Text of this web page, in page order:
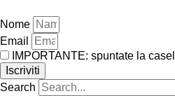
Nome
Email
IMPORTANTE: spuntate la
Iscriviti
Search